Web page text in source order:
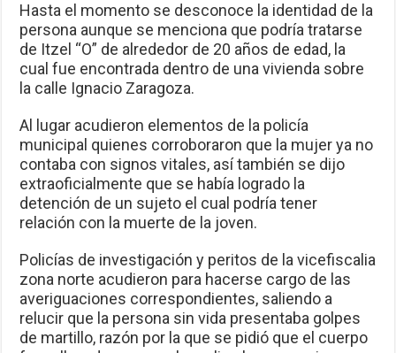
Hasta el momento se desconoce la identidad de la
persona aunque se menciona que podría tratarse
de Itzel “O” de alrededor de 20 años de edad, la
cual fue encontrada dentro de una vivienda sobre
la calle Ignacio Zaragoza.
Al lugar acudieron elementos de la policía
municipal quienes corroboraron que la mujer ya no
contaba con signos vitales, así también se dijo
extraoficialmente que se había logrado la
detención de un sujeto el cual podría tener
relación con la muerte de la joven.
Policías de investigación y peritos de la vicefiscalia
zona norte acudieron para hacerse cargo de las
averiguaciones correspondientes, saliendo a
relucir que la persona sin vida presentaba golpes
de martillo, razón por la que se pidió que el cuerpo